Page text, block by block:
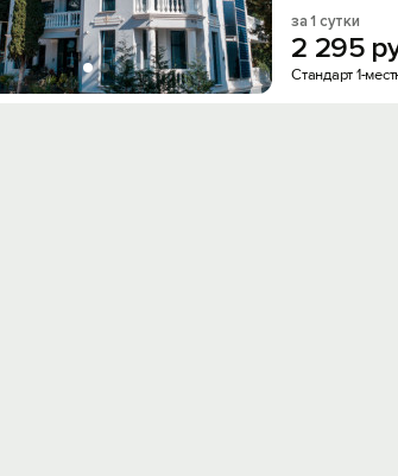
за 1 сутки
2 295
Стандарт 1-